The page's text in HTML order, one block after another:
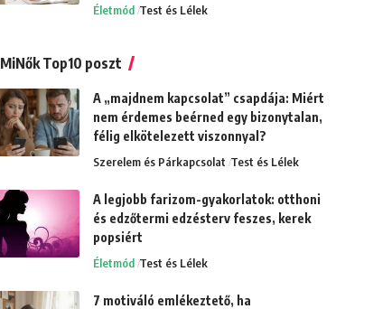
Életmód Test és Lélek
MiNők Top10 poszt
A „majdnem kapcsolat” csapdája: Miért
nem érdemes beérned egy bizonytalan,
félig elkötelezett viszonnyal?
Szerelem és Párkapcsolat Test és Lélek
A legjobb farizom-gyakorlatok: otthoni
és edzőtermi edzésterv feszes, kerek
popsiért
Életmód Test és Lélek
7 motiváló emlékeztető, ha